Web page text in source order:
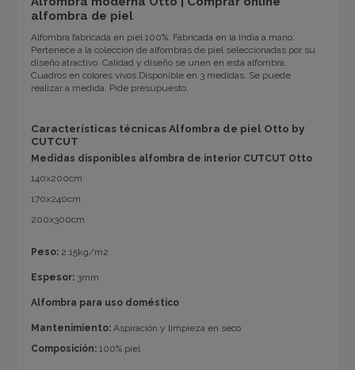
alfombra de piel
Alfombra fabricada en piel 100%. Fabricada en la India a mano.
Pertenece a la colección de alfombras de piel seleccionadas por su
diseño atractivo. Calidad y diseño se unen en esta alfombra.
Cuadros en colores vivos.Disponible en 3 medidas. Se puede
realizar a medida. Pide presupuesto.
Características técnicas Alfombra de piel Otto by
CUTCUT
Medidas disponibles alfombra de interior CUTCUT Otto
140x200cm
170x240cm
200x300cm
Peso: 2.15kg/m2
Espesor: 3mm
Alfombra para uso doméstico
Mantenimiento: Aspiración y limpieza en seco
Composición: 100% piel